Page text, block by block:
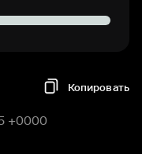
Копировать
+0000